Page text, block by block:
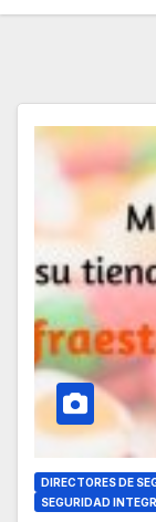
DIRECTORES DE
SEGURIDAD